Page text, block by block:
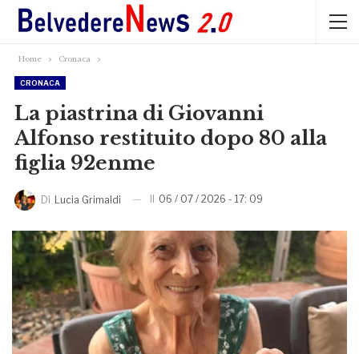
Home Cronaca
CRONACA
La piastrina di Giovanni
Alfonso restituito dopo 80 alla
figlia 92enme
Di Lucia Grimaldi 06 / 07 / 2026 - 17: 09